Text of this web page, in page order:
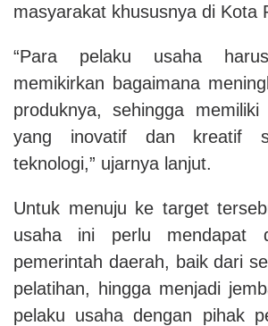
masyarakat khususnya di Kota
“Para pelaku usaha
memikirkan bagaimana
produknya, sehingga
yang inovatif dan kreatif
teknologi,” ujarnya lanjut.
Untuk menuju ke target
usaha ini perlu mendapat
pemerintah daerah, baik dari
pelatihan, hingga menjadi
pelaku usaha dengan pihak